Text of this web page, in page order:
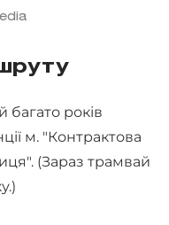
багато років
м. "Контрактова
(Зараз трамвай